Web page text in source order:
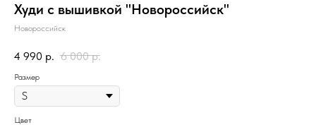
Худи с вышивкой "Новороссийск"
Новороссийск
4 990 р. 6 000 р.
Размер
Цвет